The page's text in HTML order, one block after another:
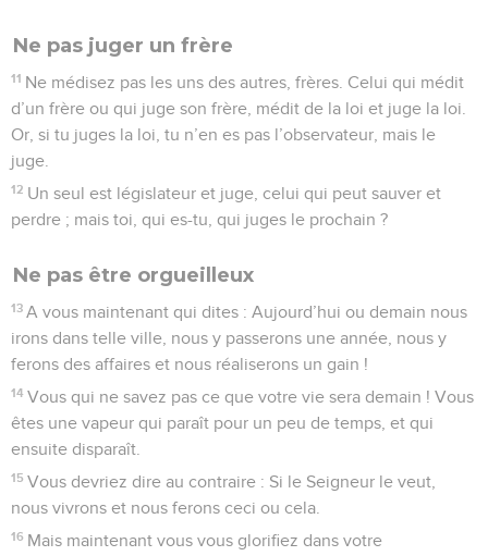
Ne pas juger un frère
11 Ne médisez pas les uns des autres, frères. Celui qui médit
d’un frère ou qui juge son frère, médit de la loi et juge la loi.
Or, si tu juges la loi, tu n’en es pas l’observateur, mais le
juge.
12 Un seul est législateur et juge, celui qui peut sauver et
perdre ; mais toi, qui es-tu, qui juges le prochain ?
Ne pas être orgueilleux
13 A vous maintenant qui dites : Aujourd’hui ou demain nous
irons dans telle ville, nous y passerons une année, nous y
ferons des affaires et nous réaliserons un gain !
14 Vous qui ne savez pas ce que votre vie sera demain ! Vous
êtes une vapeur qui paraît pour un peu de temps, et qui
ensuite disparaît.
15 Vous devriez dire au contraire : Si le Seigneur le veut,
nous vivrons et nous ferons ceci ou cela.
16 Mais maintenant vous vous glorifiez dans votre